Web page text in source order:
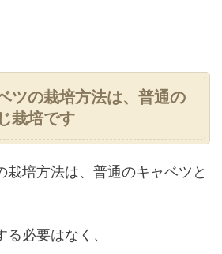
ツの栽培方法は、普通の
栽培です
栽培方法は、普通のキャベツと
必要はなく、